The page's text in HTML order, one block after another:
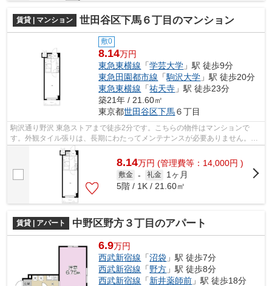
賃貸 | マンション 世田谷区下馬６丁目のマンション
敷0
8.14万円
東急東横線 「学芸大学 」駅 徒歩9分
東急田園都市線 「駒沢大学 」駅 徒歩20分
東急東横線 「祐天寺 」駅 徒歩23分
築21年 / 21.60㎡
東京都世田谷区下馬６丁目
駒沢通り野沢 東急ストアまで徒歩2分です。こちらの物件はマンションで
す。外観タイル張りは、長期にわたってメンテナンスが必要ありません。近
くに2駅ある、アクセスが良い物件です。...
8.14万円 (管理費等：14,000円 )
敷金 - 礼金
1ヶ月
5階 / 1K / 21.60㎡
賃貸 | アパート 中野区野方３丁目のアパート
6.9万円
西武新宿線 「沼袋 」駅 徒歩7分
西武新宿線 「野方 」駅 徒歩8分
西武新宿線 「新井薬師前 」駅 徒歩18分